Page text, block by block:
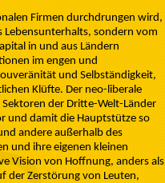
Firmen durchdrungen wird,
Lebensunterhalts, sondern vom
in und aus Ländern
im engen und
und Selbständigkeit,
Klüfte. Der neo-liberale
der Dritte-Welt-Länder
und damit die Hauptstütze so
andere außerhalb des
und ihre eigenen kleinen
Vision von Hoffnung, anders als
der Zerstörung von Leuten,